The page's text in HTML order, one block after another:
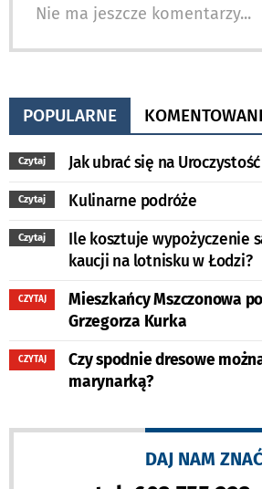
Nie ma jeszcze komentarzy...
POPULARNE
Czytaj Jak ubrać się na
Czytaj Kulinarne podróże
Czytaj
Ile kosztuje wypożyczenie
kaucji na lotnisku w Łodzi?
CZYTAJ
Mieszkańcy Mszczonowa
Grzegorza Kurka
CZYTAJ
Czy spodnie dresowe
marynarką?
DAJ NAM